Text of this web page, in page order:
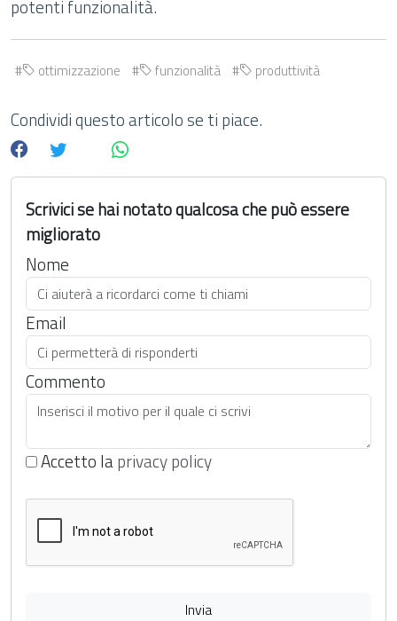
potenti funzionalità.
ottimizzazione funzionalità produttività
Condividi questo articolo se ti piace.
Scrivici se hai notato qualcosa che può essere
migliorato
Nome
Email
Commento
Accetto laprivacy policy
Invia